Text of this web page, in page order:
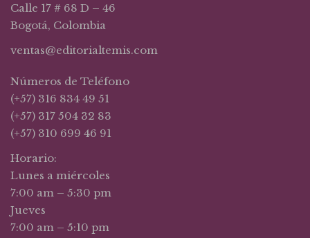
Calle 17 # 68 D – 46
Bogotá, Colombia
ventas@editorialtemis.com
Números de Teléfono
(+57) 316 834 49 51
(+57) 317 504 32 83
(+57) 310 699 46 91
Horario:
Lunes a miércoles
7:00 am – 5:30 pm
Jueves
7:00 am – 5:10 pm